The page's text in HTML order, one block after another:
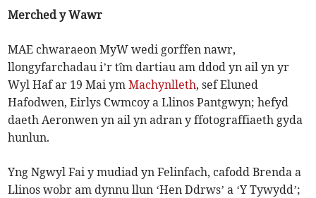
Merched y Wawr
MAE chwaraeon MyW wedi gorffen nawr,
llongyfarchadau i’r tîm dartiau am ddod yn ail yn yr
Wyl Haf ar 19 Mai ymMachynlleth, sef Eluned
Hafodwen, Eirlys Cwmcoy a Llinos Pantgwyn; hefyd
daeth Aeronwen yn ail yn adran y ffotograffiaeth gyda
hunlun.
Yng Ngwyl Fai y mudiad yn Felinfach, cafodd Brenda a
Llinos wobr am dynnu llun ‘Hen Ddrws’ a ‘Y Tywydd’;